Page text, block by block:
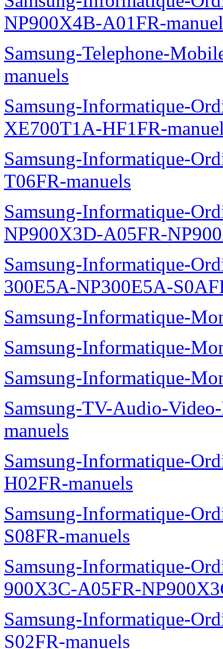
Samsung-Photo-
F800BP-manuels
Samsung-Informatique-
550P7C-NP550P7C-
Samsung-Informatique-
NP900X4B-A01FR-
Samsung-Telephone-
manuels
Samsung-Informatique-
XE700T1A-HF1FR-
Samsung-Informatique-
T06FR-manuels
Samsung-Informatique-
NP900X3D-A05FR-
Samsung-Informatique-
300E5A-NP300E5A-
Samsung-Informatique-
Samsung-Informatique-
Samsung-Informatique-
Samsung-TV-Audio-
manuels
Samsung-Informatique-
H02FR-manuels
Samsung-Informatique-